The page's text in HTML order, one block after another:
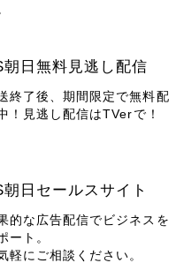
朝日無料見逃し配信
終了後、期間限定で無料配
！見逃し配信はTVerで！
朝日セールスサイト
的な広告配信でビジネスを
ート。
軽にご相談ください。